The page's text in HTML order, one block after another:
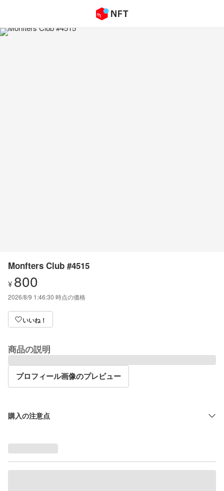
Monfters Club #4515
¥ 800
2026/8/9 1:46:30 時点の価格
いいね！
商品の説明
プロフィール画像のプレビュー
購入の注意点